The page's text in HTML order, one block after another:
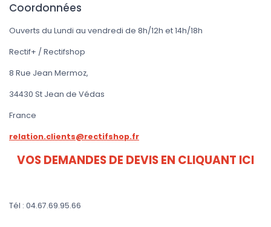
Coordonnées
Ouverts du Lundi au vendredi de 8h/12h et 14h/18h
Rectif+ / Rectifshop
8 Rue Jean Mermoz,
34430 St Jean de Védas
France
relation.clients@rectifshop.fr
VOS DEMANDES DE DEVIS EN CLIQUANT ICI
Tél : 04.67.69.95.66